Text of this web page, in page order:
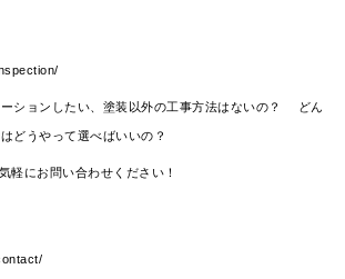
ションしたい、塗装以外の工事方法はないの？ どん
どうやって選べばいいの？
にお問い合わせください！